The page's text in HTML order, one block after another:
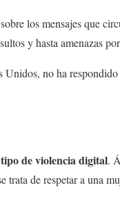
los mensajes que
y hasta amenazas
no ha
de violencia digital.
trata de respetar a una